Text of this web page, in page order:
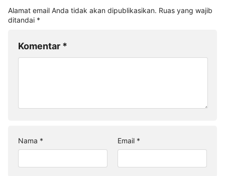
Alamat email Anda tidak akan dipublikasikan. Ruas yang wajib
ditandai *
Komentar *
Nama * Email *